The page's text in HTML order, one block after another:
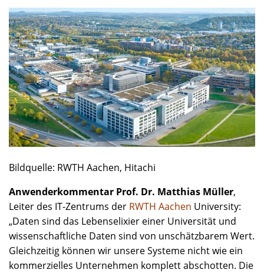
Bildquelle: RWTH Aachen, Hitachi
Anwenderkommentar Prof. Dr. Matthias Müller,
Leiter des IT-Zentrums der RWTH Aachen University:
„Daten sind das Lebenselixier einer Universität und
wissenschaftliche Daten sind von unschätzbarem Wert.
Gleichzeitig können wir unsere Systeme nicht wie ein
kommerzielles Unternehmen komplett abschotten. Die